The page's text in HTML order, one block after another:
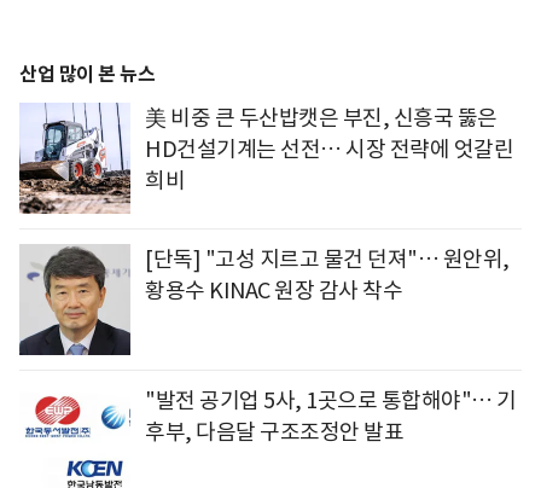
산업 많이 본 뉴스
美 비중 큰 두산밥캣은 부진, 신흥국 뚫은
HD건설기계는 선전… 시장 전략에 엇갈린
희비
[단독] "고성 지르고 물건 던져"… 원안위,
황용수 KINAC 원장 감사 착수
"발전 공기업 5사, 1곳으로 통합해야"… 기
후부, 다음달 구조조정안 발표